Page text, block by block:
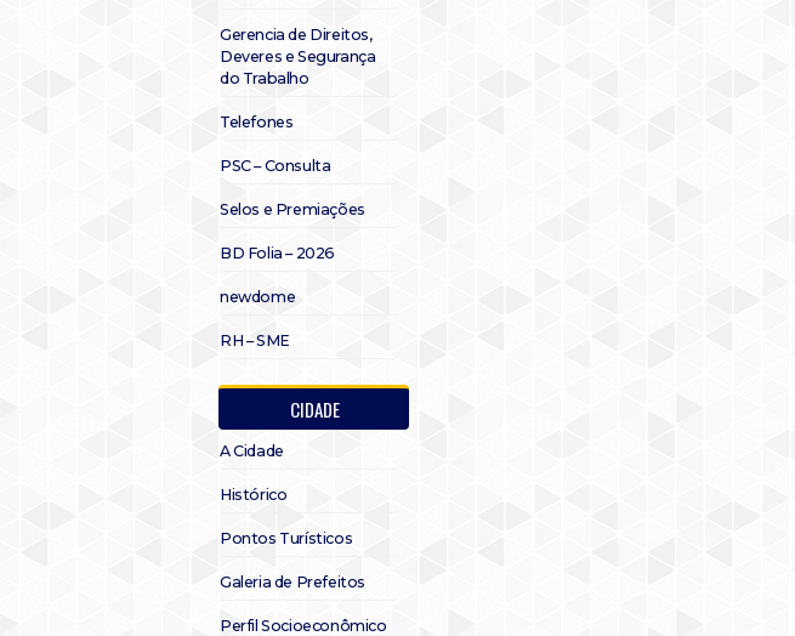
Gerencia de Direitos,
Deveres e Segurança
do Trabalho
Telefones
PSC – Consulta
Selos e Premiações
BD Folia – 2026
newdome
RH – SME
CIDADE
A Cidade
Histórico
Pontos Turísticos
Galeria de Prefeitos
Perfil Socioeconômico